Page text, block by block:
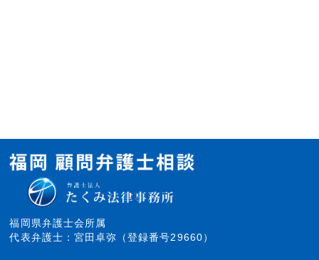
福岡県弁護士会所属
代表弁護士：宮田卓弥（登録番号29660）